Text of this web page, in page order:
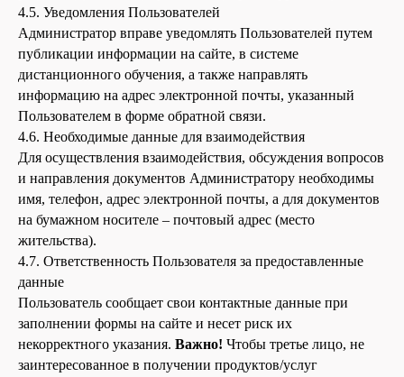
4.5. Уведомления Пользователей
Администратор вправе уведомлять Пользователей путем
публикации информации на сайте, в системе
дистанционного обучения, а также направлять
информацию на адрес электронной почты, указанный
Пользователем в форме обратной связи.
4.6. Необходимые данные для взаимодействия
Для осуществления взаимодействия, обсуждения вопросов
и направления документов Администратору необходимы
имя, телефон, адрес электронной почты, а для документов
на бумажном носителе – почтовый адрес (место
жительства).
4.7. Ответственность Пользователя за предоставленные
данные
Пользователь сообщает свои контактные данные при
заполнении формы на сайте и несет риск их
некорректного указания. Важно! Чтобы третье лицо, не
заинтересованное в получении продуктов/услуг